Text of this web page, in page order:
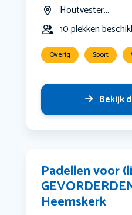
Houtvester...
10 plekken
Overig Sport
Bekijk
Padellen voor
Heemskerk